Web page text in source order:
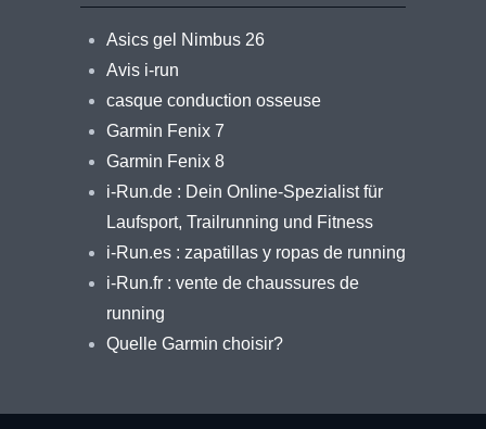
Asics gel Nimbus 26
Avis i-run
casque conduction osseuse
Garmin Fenix 7
Garmin Fenix 8
i-Run.de : Dein Online-Spezialist für
Laufsport, Trailrunning und Fitness
i-Run.es : zapatillas y ropas de running
i-Run.fr : vente de chaussures de
running
Quelle Garmin choisir?